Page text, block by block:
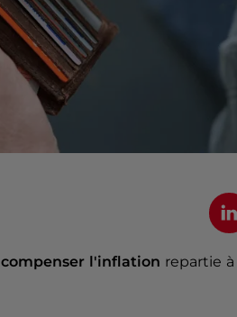
compenser l'inflation repartie